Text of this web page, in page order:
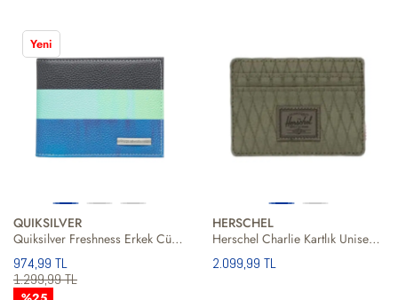
Yeni
QUIKSILVER
Quiksilver Freshness Erkek Cüzdan
974,99 TL
1.299,99 TL
HERSCHEL
Herschel Charlie Kartlık Unisex Yeşil Cüzdan
2.099,99 TL